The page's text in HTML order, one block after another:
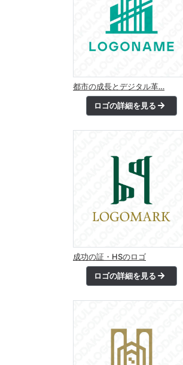
都市の成長とデジタル革…
ロゴの詳細を見る
成功の証・HSのロゴ
ロゴの詳細を見る